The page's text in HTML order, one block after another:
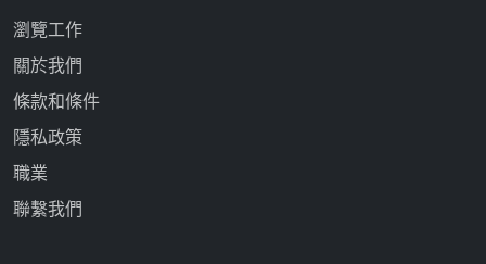
瀏覽工作
關於我們
條款和條件
隱私政策
職業
聯繫我們